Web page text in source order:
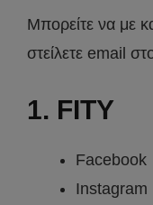
Μπορείτε να με
στείλετε email
1. FITY
Facebook
Instagram